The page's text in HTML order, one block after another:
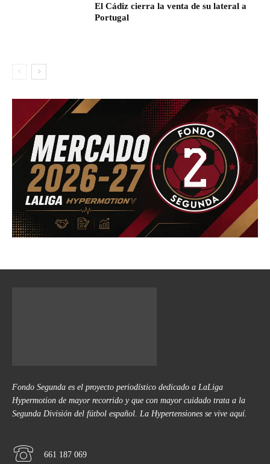
El Cádiz cierra la venta de su lateral a
Portugal
Fondo Segunda es el proyecto periodístico dedicado a LaLiga
Hypermotion de mayor recorrido y que con mayor cuidado trata a la
Segunda División del fútbol español. La Hypertensiones se vive aquí.
661 187 069